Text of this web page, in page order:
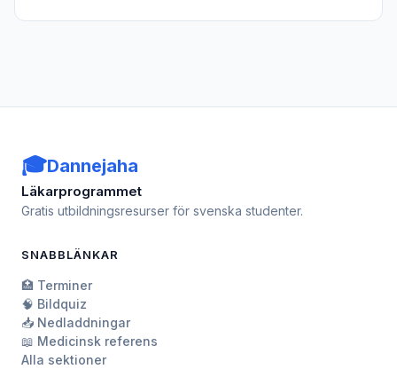
🎓Dannejaha
Läkarprogrammet
Gratis utbildningsresurser för svenska studenter.
SNABBLÄNKAR
🏥 Terminer
🧠 Bildquiz
📥 Nedladdningar
📖 Medicinsk referens
Alla sektioner